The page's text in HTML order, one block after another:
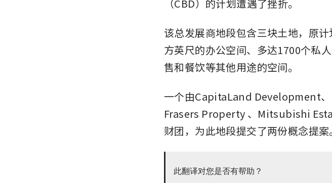
（CBD）的计划遭遇了挫折。
该总发展商地段包含三块土地，原
方英尺的办公空间、多达1700个私
售和餐饮等其他用途的空间。
一个由CapitaLand Development、
Frasers Property 、Mitsubishi
财团，为此地段提交了两份概念提案。
此翻译对您是否有帮助？